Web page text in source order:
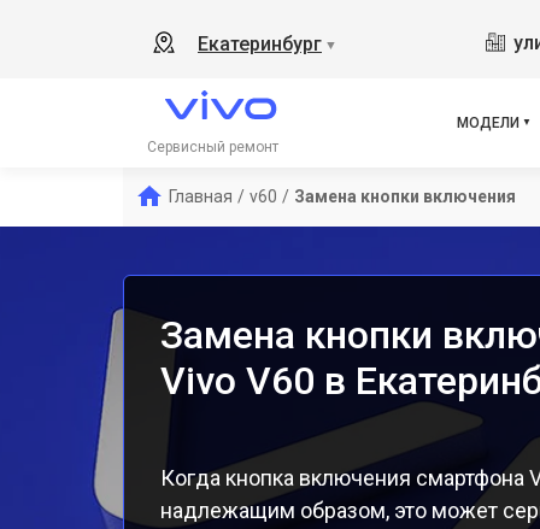
Екатеринбург ▼
Сервисный ремонт
МОДЕЛИV23e
Y12
Главная / v60 / Замена кнопки включения
Замена кнопки
Vivo V60 в
Когда кнопка включения смартфона
надлежащим образом, это может